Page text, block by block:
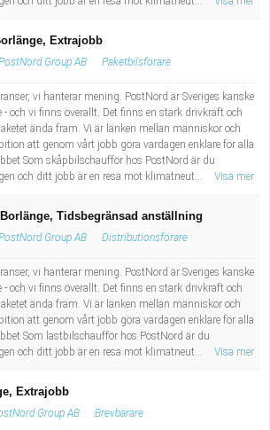
Extrajobb
Group AB Paketbilsförare
vi hanterar mening. PostNord är Sveriges kanske
- och vi finns överallt. Det finns en stark drivkraft och
ända fram. Vi är länken mellan människor och
att genom vårt jobb göra vardagen enklare för alla
Som skåpbilschaufför hos PostNord är du
och ditt jobb är en resa mot klimatneut...
Visa mer
Tidsbegränsad anställning
Group AB Distributionsförare
vi hanterar mening. PostNord är Sveriges kanske
- och vi finns överallt. Det finns en stark drivkraft och
ända fram. Vi är länken mellan människor och
att genom vårt jobb göra vardagen enklare för alla
Som lastbilschaufför hos PostNord är du
och ditt jobb är en resa mot klimatneut...
Visa mer
Extrajobb
Group AB Brevbärare